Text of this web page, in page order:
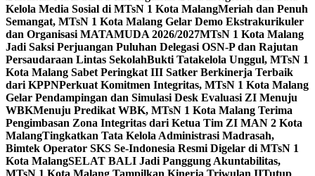
Kelola Media Sosial di MTsN 1 Kota MalangMeriah dan Penuh
Semangat, MTsN 1 Kota Malang Gelar Demo Ekstrakurikuler
dan Organisasi MATAMUDA 2026/2027MTsN 1 Kota Malang
Jadi Saksi Perjuangan Puluhan Delegasi OSN-P dan Rajutan
Persaudaraan Lintas SekolahBukti Tatakelola Unggul, MTsN 1
Kota Malang Sabet Peringkat III Satker Berkinerja Terbaik
dari KPPNPerkuat Komitmen Integritas, MTsN 1 Kota Malang
Gelar Pendampingan dan Simulasi Desk Evaluasi ZI Menuju
WBKMenuju Predikat WBK, MTsN 1 Kota Malang Terima
Pengimbasan Zona Integritas dari Ketua Tim ZI MAN 2 Kota
MalangTingkatkan Tata Kelola Administrasi Madrasah,
Bimtek Operator SKS Se-Indonesia Resmi Digelar di MTsN 1
Kota MalangSELAT BALI Jadi Panggung Akuntabilitas,
MTsN 1 Kota Malang Tampilkan Kinerja Triwulan IITutup